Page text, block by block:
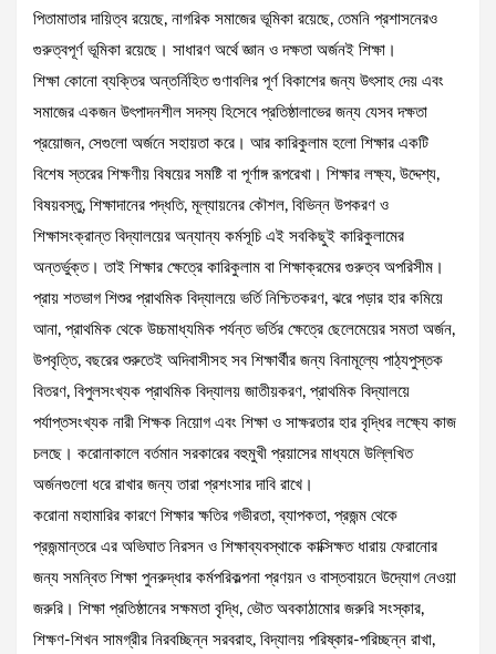
পিতামাতার দায়িত্ব রয়েছে, নাগরিক সমাজের ভূমিকা রয়েছে, তেমনি প্রশাসনেরও
গুরুত্বপূর্ণ ভূমিকা রয়েছে। সাধারণ অর্থে জ্ঞান ও দক্ষতা অর্জনই শিক্ষা।
শিক্ষা কোনো ব্যক্তির অন্তর্নিহিত গুণাবলির পূর্ণ বিকাশের জন্য উৎসাহ দেয় এবং
সমাজের একজন উৎপাদনশীল সদস্য হিসেবে প্রতিষ্ঠালাভের জন্য যেসব দক্ষতা
প্রয়োজন, সেগুলো অর্জনে সহায়তা করে। আর কারিকুলাম হলো শিক্ষার একটি
বিশেষ স্তরের শিক্ষণীয় বিষয়ের সমষ্টি বা পূর্ণাঙ্গ রূপরেখা। শিক্ষার লক্ষ্য, উদ্দেশ্য,
বিষয়বস্তু, শিক্ষাদানের পদ্ধতি, মূল্যায়নের কৌশল, বিভিন্ন উপকরণ ও
শিক্ষাসংক্রান্ত বিদ্যালয়ের অন্যান্য কর্মসূচি এই সবকিছুই কারিকুলামের
অন্তর্ভুক্ত। তাই শিক্ষার ক্ষেত্রে কারিকুলাম বা শিক্ষাক্রমের গুরুত্ব অপরিসীম।
প্রায় শতভাগ শিশুর প্রাথমিক বিদ্যালয়ে ভর্তি নিশ্চিতকরণ, ঝরে পড়ার হার কমিয়ে
আনা, প্রাথমিক থেকে উচ্চমাধ্যমিক পর্যন্ত ভর্তির ক্ষেত্রে ছেলেমেয়ের সমতা অর্জন,
উপবৃত্তি, বছরের শুরুতেই অদিবাসীসহ সব শিক্ষার্থীর জন্য বিনামূল্যে পাঠ্যপুস্তক
বিতরণ, বিপুলসংখ্যক প্রাথমিক বিদ্যালয় জাতীয়করণ, প্রাথমিক বিদ্যালয়ে
পর্যাপ্তসংখ্যক নারী শিক্ষক নিয়োগ এবং শিক্ষা ও সাক্ষরতার হার বৃদ্ধির লক্ষ্যে কাজ
চলছে। করোনাকালে বর্তমান সরকারের বহুমুখী প্রয়াসের মাধ্যমে উল্লিখিত
অর্জনগুলো ধরে রাখার জন্য তারা প্রশংসার দাবি রাখে।
করোনা মহামারির কারণে শিক্ষার ক্ষতির গভীরতা, ব্যাপকতা, প্রজন্ম থেকে
প্রজন্মান্তরে এর অভিঘাত নিরসন ও শিক্ষাব্যবস্থাকে কাক্সিক্ষত ধারায় ফেরানোর
জন্য সমন্বিত শিক্ষা পুনরুদ্ধার কর্মপরিকল্পনা প্রণয়ন ও বাস্তবায়নে উদ্যোগ নেওয়া
জরুরি। শিক্ষা প্রতিষ্ঠানের সক্ষমতা বৃদ্ধি, ভৌত অবকাঠামোর জরুরি সংস্কার,
শিক্ষণ-শিখন সামগ্রীর নিরবচ্ছিন্ন সরবরাহ, বিদ্যালয় পরিষ্কার-পরিচ্ছন্ন রাখা,